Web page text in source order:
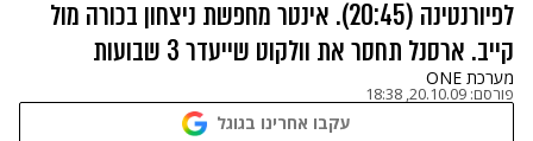
לפיורנטינה (20:45). אינטר מחפשת ניצחון בכורה מול
קייב. ארסנל תחסר את וולקוט שייעדר 3 שבועות
מערכת ONE
פורסם: 20.10.09, 18:38
עקבו אחרינו בגוגל